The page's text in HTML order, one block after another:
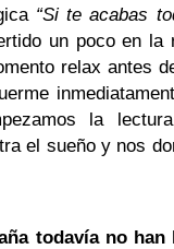
“Si te acabas
un poco en la
relax antes
la
el sueño y nos
todavía no han